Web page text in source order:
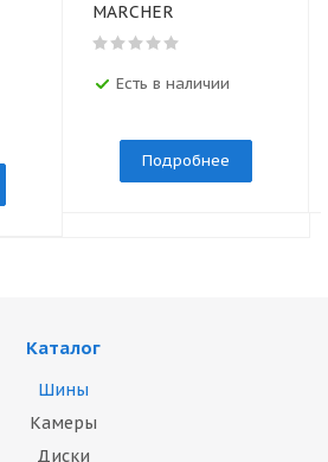
MARCHER
Есть в наличии
Подробнее
Каталог
Шины
Камеры
Диски